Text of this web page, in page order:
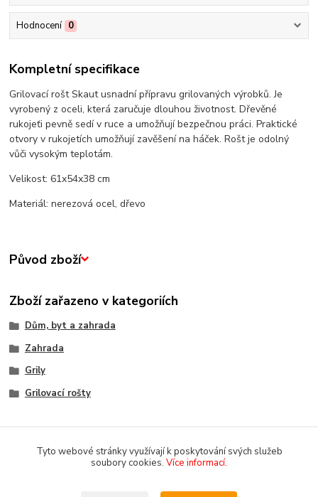
Hodnocení 0
Kompletní specifikace
Grilovací rošt Skaut usnadní přípravu grilovaných výrobků. Je
vyrobený z oceli, která zaručuje dlouhou životnost. Dřevěné
rukojeťi pevně sedí v ruce a umožňují bezpečnou práci. Praktické
otvory v rukojetích umožňují zavěšení na háček. Rošt je odolný
vůči vysokým teplotám.
Velikost: 61x54x38 cm
Materiál: nerezová ocel, dřevo
Původ zboží
Zboží zařazeno v kategoriích
Dům, byt a zahrada
Zahrada
Grily
Grilovací rošty
Tyto webové stránky využívají k poskytování svých služeb
soubory cookies. Více informací.